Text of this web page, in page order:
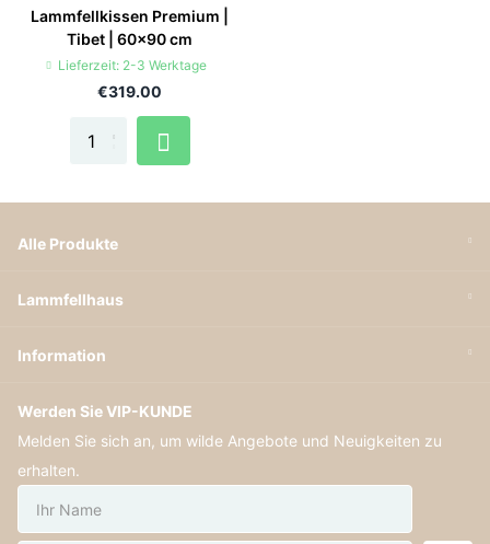
Lammfellkissen Premium |
Tibet | 60x90 cm
Lieferzeit: 2-3 Werktage
€319.00
Alle Produkte
Lammfellhaus
Information
Werden Sie VIP-KUNDE
Melden Sie sich an, um wilde Angebote und Neuigkeiten zu
erhalten.